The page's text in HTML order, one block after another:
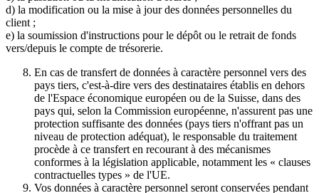
d) la modification ou la mise à jour des données personnelles du
client ;
e) la soumission d'instructions pour le dépôt ou le retrait de fonds
vers/depuis le compte de trésorerie.
En cas de transfert de données à caractère personnel vers des
pays tiers, c'est-à-dire vers des destinataires établis en dehors
de l'Espace économique européen ou de la Suisse, dans des
pays qui, selon la Commission européenne, n'assurent pas une
protection suffisante des données (pays tiers n'offrant pas un
niveau de protection adéquat), le responsable du traitement
procède à ce transfert en recourant à des mécanismes
conformes à la législation applicable, notamment les « clauses
contractuelles types » de l'UE.
Vos données à caractère personnel seront conservées pendant